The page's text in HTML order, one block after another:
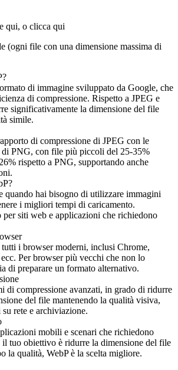
qui, o clicca qui
(ogni file con una dimensione massima di
di immagine sviluppato da Google, che
di compressione. Rispetto a JPEG e
significativamente la dimensione del file
simile.
di compressione di JPEG con le
di PNG, con file più piccoli del 25-35%
rispetto a PNG, supportando anche
quando hai bisogno di utilizzare immagini
i migliori tempi di caricamento.
per siti web e applicazioni che richiedono
tutti i browser moderni, inclusi Chrome,
Per browser più vecchi che non lo
di preparare un formato alternativo.
di compressione avanzati, in grado di ridurre
del file mantenendo la qualità visiva,
rete e archiviazione.
mobili e scenari che richiedono
tuo obiettivo è ridurre la dimensione del file
la qualità, WebP è la scelta migliore.